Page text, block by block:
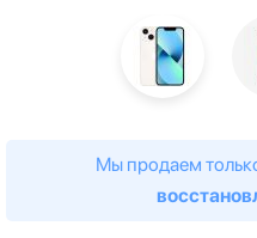
Мы продаем